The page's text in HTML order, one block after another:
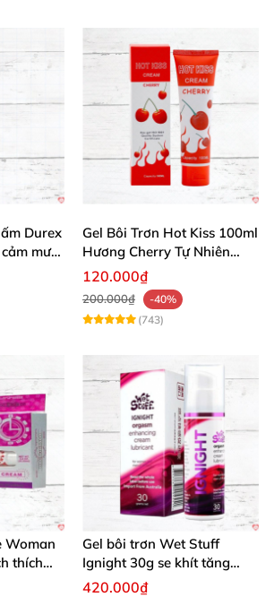
Durex
mượt
Gel Bôi Trơn Hot Kiss 100ml
Hương Cherry Tự Nhiên
Mượt Mà
120.000₫
200.000₫
-40%
(743)
Woman
thích
Gel bôi trơn Wet Stuff
Ignight 30g se khít tăng
khoái cảm nữ hiệu quả
420.000₫